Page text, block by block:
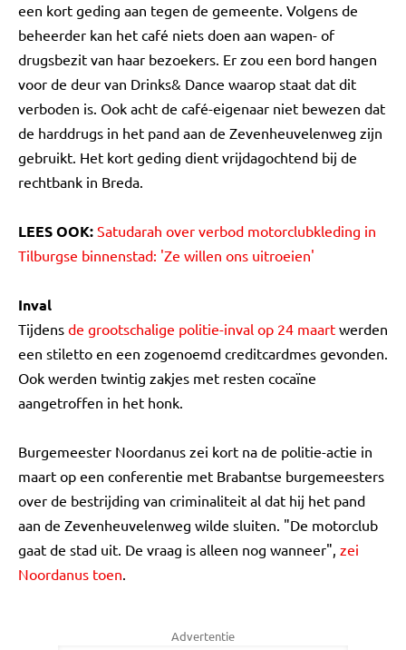
een kort geding aan tegen de gemeente. Volgens de
beheerder kan het café niets doen aan wapen- of
drugsbezit van haar bezoekers. Er zou een bord hangen
voor de deur van Drinks& Dance waarop staat dat dit
verboden is. Ook acht de café-eigenaar niet bewezen dat
de harddrugs in het pand aan de Zevenheuvelenweg zijn
gebruikt. Het kort geding dient vrijdagochtend bij de
rechtbank in Breda.
LEES OOK: Satudarah over verbod motorclubkleding in
Tilburgse binnenstad: 'Ze willen ons uitroeien'
Inval
Tijdens de grootschalige politie-inval op 24 maart werden
een stiletto en een zogenoemd creditcardmes gevonden.
Ook werden twintig zakjes met resten cocaïne
aangetroffen in het honk.
Burgemeester Noordanus zei kort na de politie-actie in
maart op een conferentie met Brabantse burgemeesters
over de bestrijding van criminaliteit al dat hij het pand
aan de Zevenheuvelenweg wilde sluiten. "De motorclub
gaat de stad uit. De vraag is alleen nog wanneer", zei
Noordanus toen.
Advertentie